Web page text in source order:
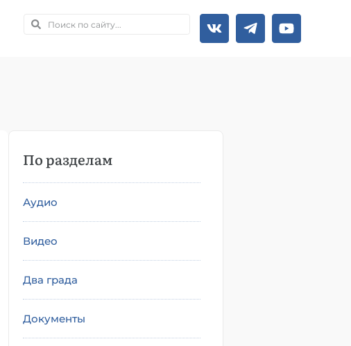
По разделам
Аудио
Видео
Два града
Документы